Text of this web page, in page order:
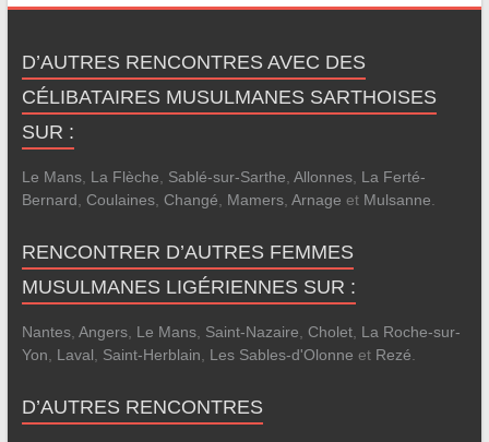
D’AUTRES RENCONTRES AVEC DES
CÉLIBATAIRES MUSULMANES SARTHOISES
SUR :
Le Mans, La Flèche, Sablé-sur-Sarthe, Allonnes, La Ferté-
Bernard, Coulaines, Changé, Mamers, Arnage et Mulsanne.
RENCONTRER D’AUTRES FEMMES
MUSULMANES LIGÉRIENNES SUR :
Nantes, Angers, Le Mans, Saint-Nazaire, Cholet, La Roche-sur-
Yon, Laval, Saint-Herblain, Les Sables-d'Olonne et Rezé.
D’AUTRES RENCONTRES